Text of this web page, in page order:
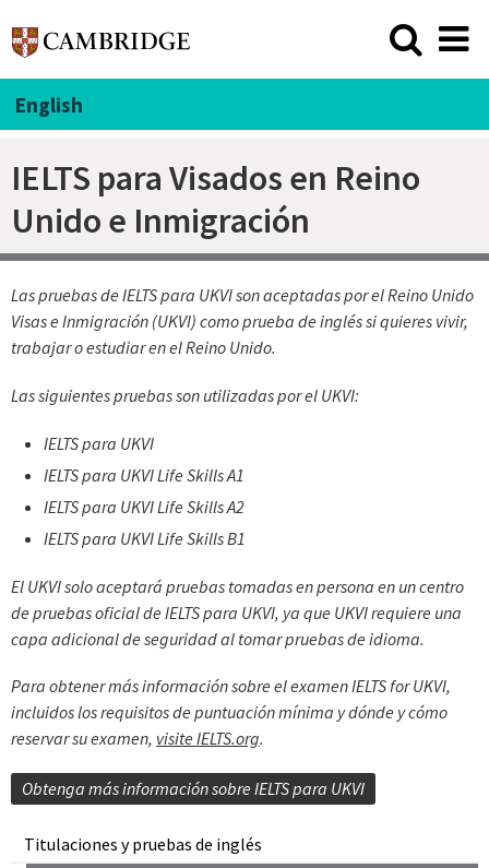
English
IELTS para Visados en Reino
Unido e Inmigración
Titulaciones y pruebas de inglés
Las pruebas de IELTS para UKVI son aceptadas por el Reino Unido
Visas e Inmigración (UKVI) como prueba de inglés si quieres vivir,
trabajar o estudiar en el Reino Unido.
Las siguientes pruebas son utilizadas por el UKVI:
IELTS para UKVI
IELTS para UKVI Life Skills A1
IELTS para UKVI Life Skills A2
IELTS para UKVI Life Skills B1
El UKVI solo aceptará pruebas tomadas en persona en un centro
de pruebas oficial de IELTS para UKVI, ya que UKVI requiere una
capa adicional de seguridad al tomar pruebas de idioma.
Para obtener más información sobre el examen IELTS for UKVI,
incluidos los requisitos de puntuación mínima y dónde y cómo
reservar su examen, visite IELTS.org.
Obtenga más información sobre IELTS para UKVI